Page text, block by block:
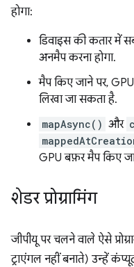
होगा:
डिवाइस की कतार में
अनमैप करना होगा.
मैप किए जाने पर,
लिखा जा सकता है.
mapAsync() और
GPU बफ़र मैप किए
शेडर प्रोग्रामिंग
जीपीयू पर चलने वाले ऐसे
ट्राएंगल नहीं बनाते) उन्हें